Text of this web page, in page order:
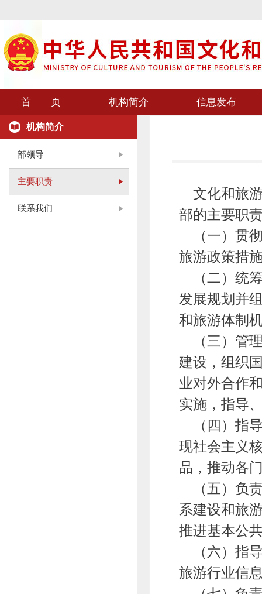
首 页 机构简介 信息发布
机构简介
部领导
主要职责
联系我们
文化和旅
部的主要职
（一）贯
旅游政策措
（二）统
发展规划并
和旅游体制
（三）管
建设，组织
业对外合作
实施，指导
（四）指
现社会主义
品，推动各
（五）负
系建设和旅
推进基本公
（六）指
旅游行业信